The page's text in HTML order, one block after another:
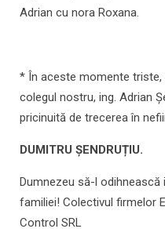
Adrian cu nora Roxana.
* În aceste momente
colegul nostru, ing. Adrian
pricinuită de trecerea în
DUMITRU ȘENDRUȚIU.
Dumnezeu să-l
familiei! Colectivul firmelor
Control SRL